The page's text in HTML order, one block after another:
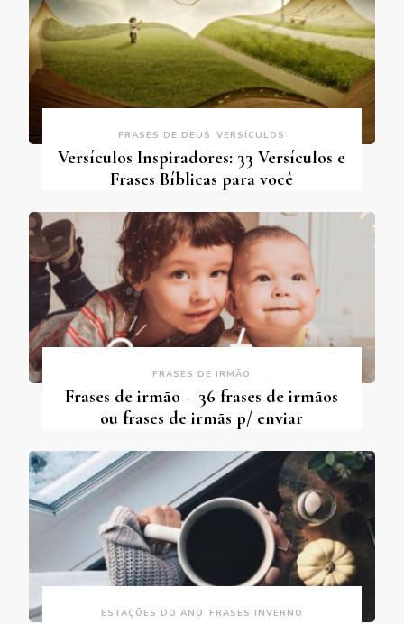
FRASES DE DEUS VERSÍCULOS
Versículos Inspiradores: 33 Versículos e
Frases Bíblicas para você
FRASES DE IRMÃO
Frases de irmão – 36 frases de irmãos
ou frases de irmãs p/ enviar
ESTAÇÕES DO ANO FRASES INVERNO